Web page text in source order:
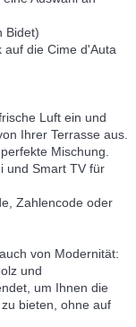
Bidet)
auf die Cime d'Auta
Luft ein und
Ihrer Terrasse aus.
Mischung.
und Smart TV für
Zahlencode oder
von Modernität:
und
um Ihnen die
bieten, ohne auf